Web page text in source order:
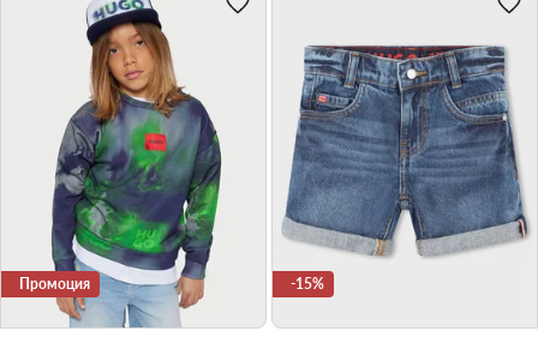
Промоция -15%